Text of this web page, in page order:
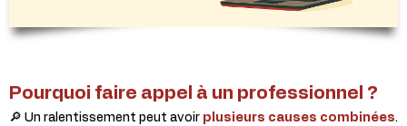
Pourquoi faire appel à un professionnel ?
🔎 Un ralentissement peut avoir plusieurs causes combinées.